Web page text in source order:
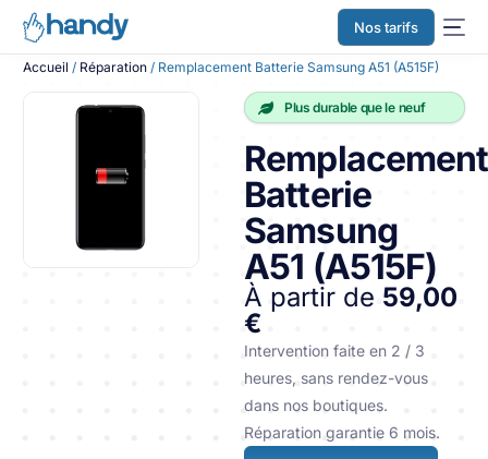
Nos tarifs
Accueil / Réparation / Remplacement Batterie Samsung A51 (A515F)
Plus durable que le neuf
Remplacement
Batterie
Samsung
A51 (A515F)
À partir de 59,00
€
Intervention faite en 2 / 3
heures, sans rendez-vous
dans nos boutiques.
Réparation garantie 6 mois.